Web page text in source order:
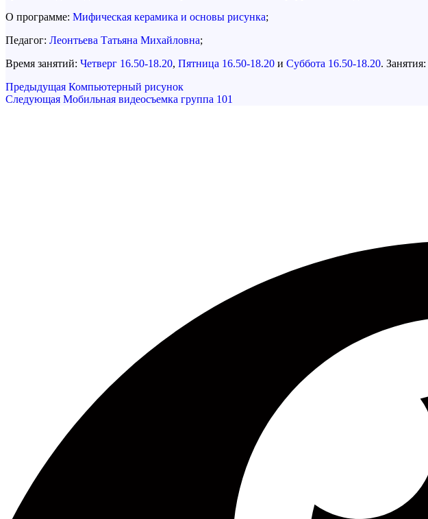
О программе: Мифическая керамика и основы рисунка;
Педагог: Леонтьева Татьяна Михайловна;
Время занятий: Четверг 16.50-18.20, Пятница 16.50-18.20 и Суббота 16.50-18.20. Занятия:
Навигация
по
Предыдущая
запись
Предыдущая Компьютерный рисунок
Следующая
Следующая Мобильная видеосъемка группа 101